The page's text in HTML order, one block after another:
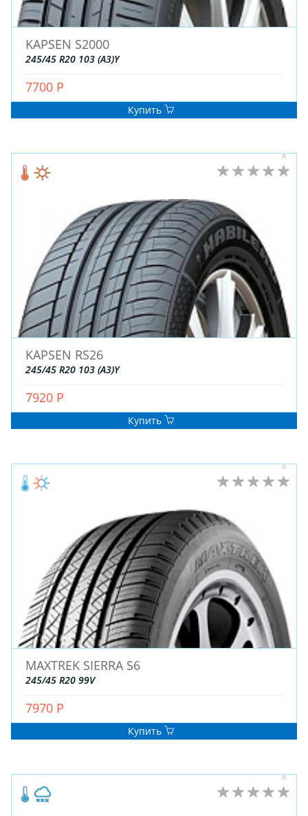
ЗИМНИЕ
ЛЕТНИЕ
ДЛЯ СПЕЦТЕХНИКИ
KAPSEN S2000
245/45 R20 103 (A3)Y
7700 Р
Купить
KAPSEN RS26
245/45 R20 103 (A3)Y
7920 Р
Купить
MAXTREK SIERRA S6
245/45 R20 99V
7970 Р
Купить